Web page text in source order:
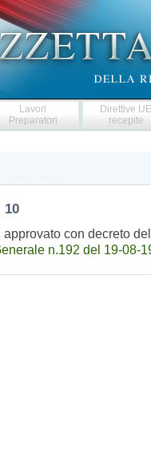
Lavori
Preparatori
Direttive
recepite
10
con decreto
n.192 del 19-08-